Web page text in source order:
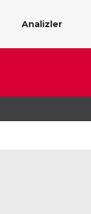
Analizler